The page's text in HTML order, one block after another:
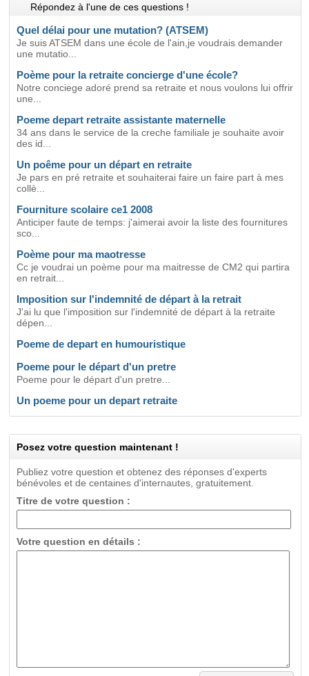
Répondez à l'une de ces questions !
Quel délai pour une mutation? (ATSEM)
Je suis ATSEM dans une école de l'ain,je voudrais demander
une mutatio...
Poème pour la retraite concierge d'une école?
Notre conciege adoré prend sa retraite et nous voulons lui offrir
une...
Poeme depart retraite assistante maternelle
34 ans dans le service de la creche familiale je souhaite avoir
des id...
Un poême pour un départ en retraite
Je pars en pré retraite et souhaiterai faire un faire part à mes
collè...
Fourniture scolaire ce1 2008
Anticiper faute de temps: j'aimerai avoir la liste des fournitures
sco...
Poème pour ma maotresse
Cc je voudrai un poème pour ma maitresse de CM2 qui partira
en retrait...
Imposition sur l'indemnité de départ à la retrait
J'ai lu que l'imposition sur l'indemnité de départ à la retraite
dépen...
Poeme de depart en humouristique
Poeme pour le départ d'un pretre
Poeme pour le départ d'un pretre...
Un poeme pour un depart retraite
Posez votre question maintenant !
Publiez votre question et obtenez des réponses d'experts
bénévoles et de centaines d'internautes, gratuitement.
Titre de votre question :
Votre question en détails :